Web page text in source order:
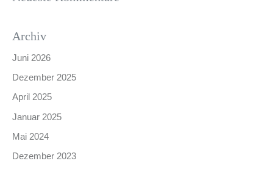
Archiv
Juni 2026
Dezember 2025
April 2025
Januar 2025
Mai 2024
Dezember 2023